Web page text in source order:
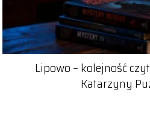
Lipowo – kolejność
Katarzyny